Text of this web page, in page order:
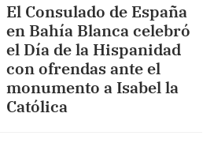
El Consulado de España
en Bahía Blanca celebró
el Día de la Hispanidad
con ofrendas ante el
monumento a Isabel la
Católica